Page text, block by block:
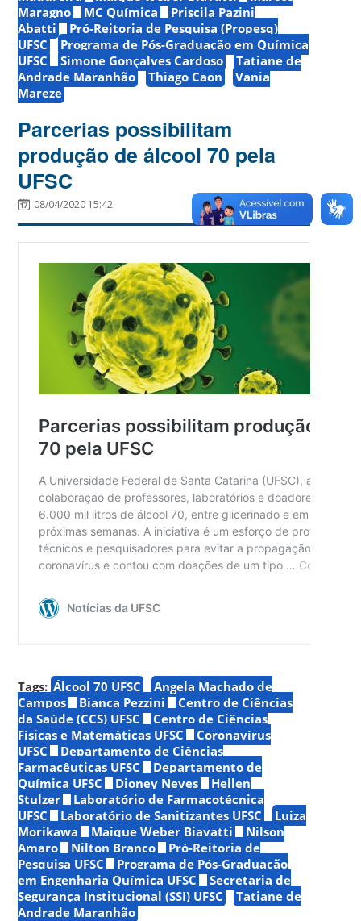
Maragno
MC Química
Priscila Pazini
Abatti
Pró-Reitoria de Pesquisa (Propesq)
UFSC
Programa de Pós-Graduação em Química
UFSC
Simone Gonçalves Cardoso
Tatiane de
Andrade Maranhão
Thiago Caon
Vania
Mareze
Parcerias possibilitam
produção de álcool 70 pela
UFSC
08/04/2020 15:42
Tags: Álcool 70 UFSC
Angela Machado de
Campos
Bianca Pezzini
Centro de Ciências
da Saúde (CCS) UFSC
Centro de Ciências
Físicas e Matemáticas UFSC
Coronavírus
UFSC
Departamento de Ciências
Farmacêuticas UFSC
Departamento de
Química UFSC
Dioney Neves
Hellen
Stulzer
Laboratório de Farmacotécnica
UFSC
Laboratório de Sanitizantes UFSC
Luiza
Morikawa
Maique Weber Biavatti
Nilson
Amaro
Nilton Branco
Pró-Reitoria de
Pesquisa UFSC
Programa de Pós-Graduação
em Engenharia Química UFSC
Secretaria de
Segurança Institucional (SSI) UFSC
Tatiane de
Andrade Maranhão